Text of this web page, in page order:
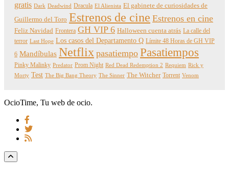
gratis Dark Deadwind Dracula El Alienista El gabinete de curiosidades de
Guillermo del Toro Estrenos de cine Estrenos en cine
Feliz Navidad Frontera GH VIP 6 Halloween cuenta atrás La calle del
terror Last Hope Los casos del Departamento Q Límite 48 Horas de GH VIP
6 Mandíbulas Netflix pasatiempo Pasatiempos
Pinky Malinky Predator Prom Night Red Dead Redemption 2 Requiem Rick y
Morty Test The Big Bang Theory The Sinner The Witcher Torrent Venom
OcioTime, Tu web de ocio.